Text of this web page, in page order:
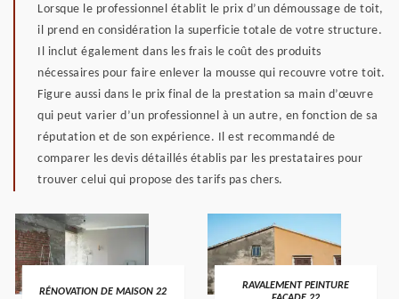
Lorsque le professionnel établit le prix d’un démoussage de toit,
il prend en considération la superficie totale de votre structure.
Il inclut également dans les frais le coût des produits
nécessaires pour faire enlever la mousse qui recouvre votre toit.
Figure aussi dans le prix final de la prestation sa main d’œuvre
qui peut varier d’un professionnel à un autre, en fonction de sa
réputation et de son expérience. Il est recommandé de
comparer les devis détaillés établis par les prestataires pour
trouver celui qui propose des tarifs pas chers.
RÉNOVATION DE MAISON 22
RAVALEMENT PEINTURE